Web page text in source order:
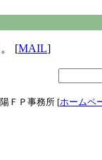
[MAIL]
ＦＰ事務所 [ホームペ